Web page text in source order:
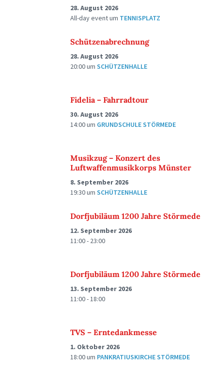
28. August 2026
All-day eventum TENNISPLATZ
Schützenabrechnung
28. August 2026
20:00um SCHÜTZENHALLE
Fidelia – Fahrradtour
30. August 2026
14:00um GRUNDSCHULE STÖRMEDE
Musikzug – Konzert des
Luftwaffenmusikkorps Münster
8. September 2026
19:30um SCHÜTZENHALLE
Dorfjubiläum 1200 Jahre Störmede
12. September 2026
11:00 - 23:00
Dorfjubiläum 1200 Jahre Störmede
13. September 2026
11:00 - 18:00
TVS – Erntedankmesse
1. Oktober 2026
18:00um PANKRATIUSKIRCHE STÖRMEDE